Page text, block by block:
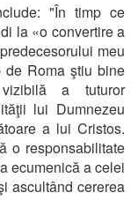
"În timp ce
la «o convertire a
meu
Roma ştiu bine
a tuturor
lui Dumnezeu
a lui Cristos.
o responsabilitate
ecumenică a celei
ascultând cererea